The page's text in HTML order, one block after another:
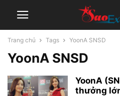
Trang chủ Tags YoonA SNSD
YoonA SNSD
YoonA
thưởng